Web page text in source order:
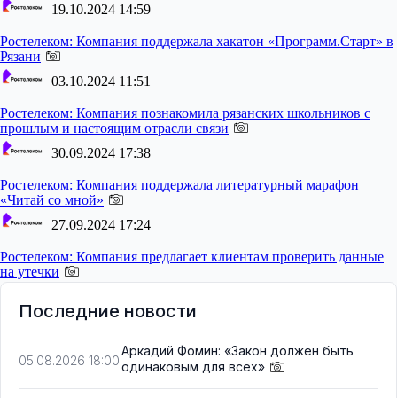
19.10.2024 14:59
Ростелеком: Компания поддержала хакатон «Программ.Старт» в
Рязани
03.10.2024 11:51
Ростелеком: Компания познакомила рязанских школьников с
прошлым и настоящим отрасли связи
30.09.2024 17:38
Ростелеком: Компания поддержала литературный марафон
«Читай со мной»
27.09.2024 17:24
Ростелеком: Компания предлагает клиентам проверить данные
на утечки
Последние новости
05.08.2026 18:00
Аркадий Фомин: «Закон должен быть
одинаковым для всех»